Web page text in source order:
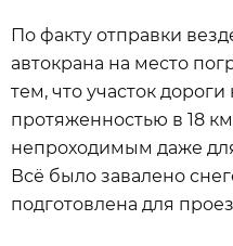
По факту отправки
автокрана на место
тем, что участок
протяженностью в 18
непроходимым даже
Всё было завалено
подготовлена для